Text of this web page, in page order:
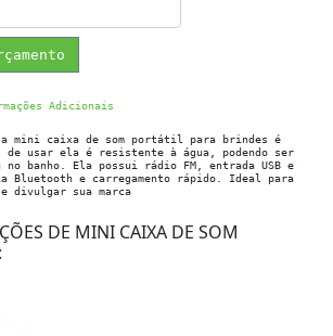
Adicionais
a mini caixa de som portátil para brindes é
usar ela é resistente à água, podendo ser
no banho. Ela possui rádio FM, entrada USB e
Bluetooth e carregamento rápido. Ideal para
divulgar sua marca
DE MINI CAIXA DE SOM